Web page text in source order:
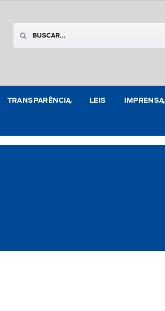
TRANSPARÊNCIA LEIS IMPRENSA